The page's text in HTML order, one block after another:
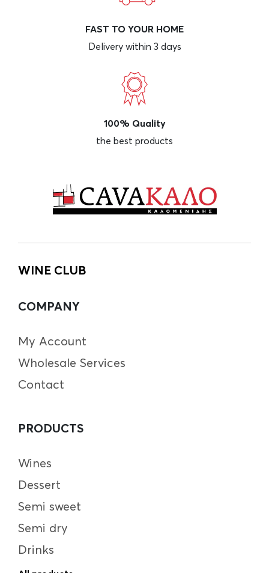
FAST TO YOUR HOME
Delivery within 3 days
100% Quality
the best products
WINE CLUB
COMPANY
My Account
Wholesale Services
Contact
PRODUCTS
Wines
Dessert
Semi sweet
Semi dry
Drinks